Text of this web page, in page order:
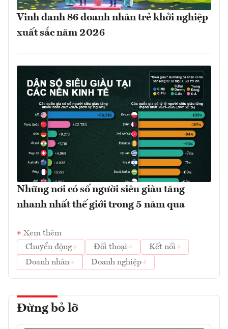
Vinh danh 86 doanh nhân trẻ khởi nghiệp
xuất sắc năm 2026
Những nơi có số người siêu giàu tăng
nhanh nhất thế giới trong 5 năm qua
Xem thêm
Chuyển động
Đối thoại
Kết nối
Doanh nhân
Doanh nghiệp
Đừng bỏ lỡ